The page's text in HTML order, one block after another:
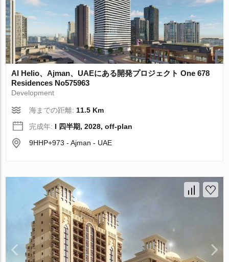
Al Helio、Ajman、UAEにある開発プロジェクト One 678
Residences No575963
Development
海までの距離: 11.5 Km
完成年: I 四半期, 2028, off-plan
9HHP+973 - Ajman - UAE